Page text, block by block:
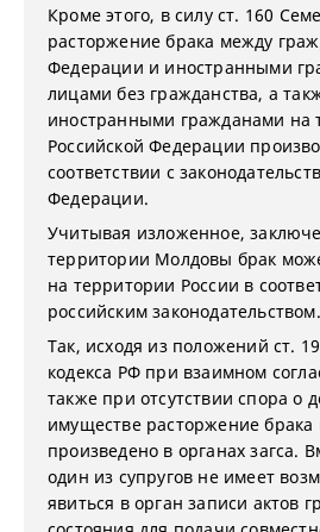
Кроме этого, в силу ст. 160
расторжение брака между
Федерации и иностранными
лицами без гражданства, а
иностранными гражданами на
Российской Федерации
соответствии с
Федерации.
Учитывая изложенное,
территории Молдовы брак
на территории России в
российским законодательством.
Так, исходя из положений ст.
кодекса РФ при взаимном
также при отсутствии спора о
имуществе расторжение
произведено в органах загса.
один из супругов не имеет
явиться в орган записи актов